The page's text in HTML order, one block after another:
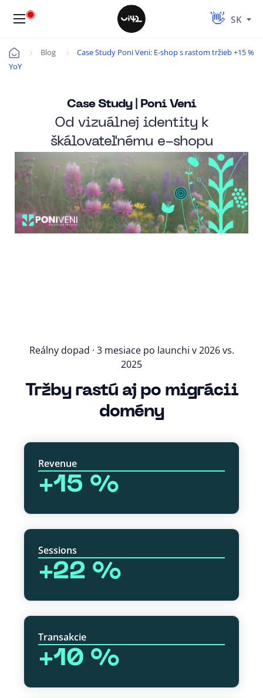
SK
Úvod Blog
Case Study Poni Veni: E-shop s rastom tržieb +15 %
YoY
Case Study | Poni Veni
Od vizuálnej identity k
škálovateľnému e-shopu
Reálny dopad · 3 mesiace po launchi v 2026 vs.
2025
Tržby rastú aj po migrácii
domény
Revenue
+15 %
Sessions
+22 %
Transakcie
+10 %